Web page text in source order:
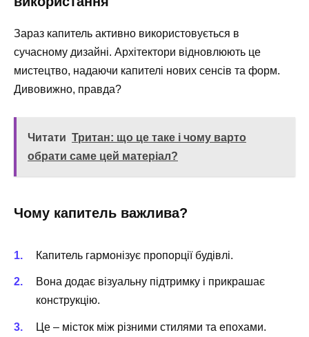
Зараз капитель активно використовується в
сучасному дизайні. Архітектори відновлюють це
мистецтво, надаючи капителі нових сенсів та форм.
Дивовижно, правда?
Читати Тритан: що це таке і чому варто
обрати саме цей матеріал?
Чому капитель важлива?
Капитель гармонізує пропорції будівлі.
Вона додає візуальну підтримку і прикрашає
конструкцію.
Це – місток між різними стилями та епохами.